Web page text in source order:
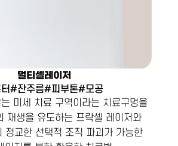
멀티셀레이저
#잔주름#피부톤#모공
미세 치료 구역이라는 치료구멍을
재생을 유도하는 프락셀 레이저와
정교한 선택적 조직 파괴가 가능한